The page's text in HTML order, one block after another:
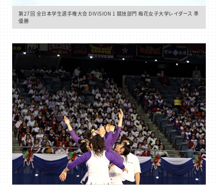
第27回 全日本学生選手権大会 DIVISION 1 競技部門 梅花女子大学レイダース 準
優勝